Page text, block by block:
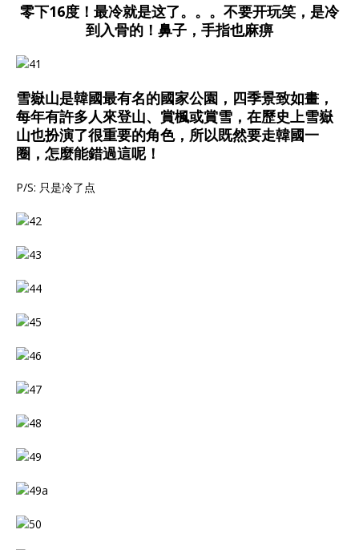
零下16度！最冷就是这了。。。不要开玩笑，是冷
到入骨的！鼻子，手指也麻痹
雪嶽山是韓國最有名的國家公園，四季景致如畫，
每年有許多人來登山、賞楓或賞雪，在歷史上雪嶽
山也扮演了很重要的角色，所以既然要走韓國一
圈，怎麼能錯過這呢！
P/S: 只是冷了点